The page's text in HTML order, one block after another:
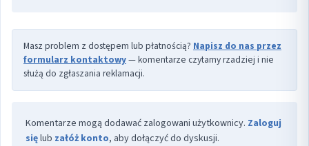
Masz problem z dostępem lub płatnością? Napisz do nas przez
formularz kontaktowy— komentarze czytamy rzadziej i nie
służą do zgłaszania reklamacji.
Komentarze mogą dodawać zalogowani użytkownicy. Zaloguj
sięlub załóż konto, aby dołączyć do dyskusji.